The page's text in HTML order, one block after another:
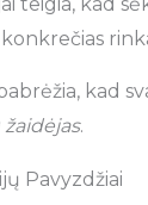
kad
.
Pavyzdžiai